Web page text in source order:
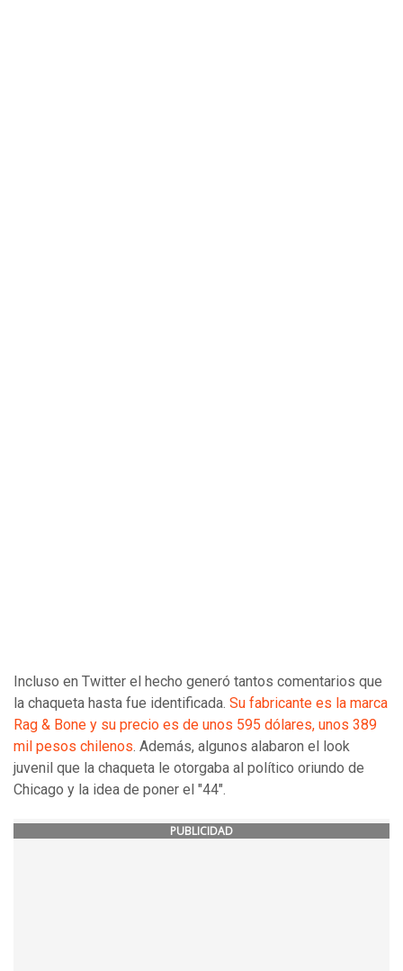
Incluso en Twitter el hecho generó tantos comentarios que
la chaqueta hasta fue identificada. Su fabricante es la marca
Rag & Bone y su precio es de unos 595 dólares, unos 389
mil pesos chilenos. Además, algunos alabaron el look
juvenil que la chaqueta le otorgaba al político oriundo de
Chicago y la idea de poner el "44".
PUBLICIDAD